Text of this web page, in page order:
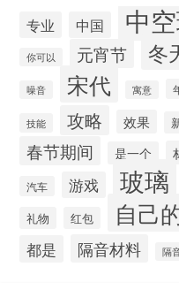
专业 中国 中
你可以 元宵节 冬
噪音 宋代 寓意
技能 攻略 效果
春节期间 是一个
汽车 游戏 玻璃
礼物 红包 自己
都是 隔音材料 隔